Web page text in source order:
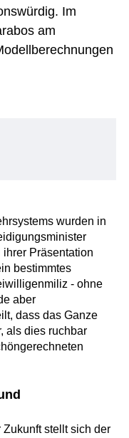
Im
am
wurden in
Präsentation
bestimmtes
- ohne
aber
dass das Ganze
als dies ruchbar
stellt sich der